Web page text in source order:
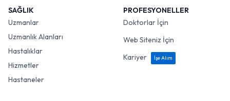
SAĞLIK
Uzmanlar
Uzmanlık Alanları
Hastalıklar
Hizmetler
Hastaneler
PROFESYONELLER
Doktorlar İçin
Web Siteniz İçin
Kariyer
İşe Alım